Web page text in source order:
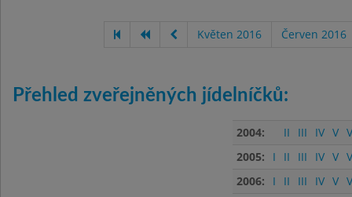
Květen 2016 Červen 2016
Přehled zveřejněných jídelníčků:
2004: II III IV V
2005:
I II III IV V
2006:
I II III IV V